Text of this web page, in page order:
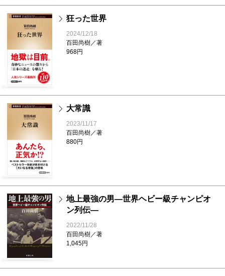
狂った世界
2024/12/18
百田尚樹／著
968円
大常識
2023/11/17
百田尚樹／著
880円
地上最強の男―世界ヘビー級チャンピオ
ン列伝―
2022/11/28
百田尚樹／著
1,045円